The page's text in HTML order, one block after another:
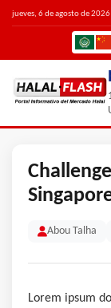
jueves, 6 de agosto de
Abou Talha
Lorem ipsum